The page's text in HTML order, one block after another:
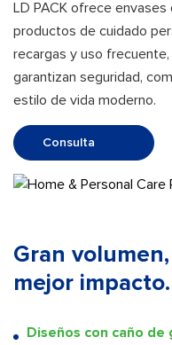
LD PACK ofrece
productos de cuidado
recargas y uso
garantizan seguridad,
estilo de vida moderno.
Consulta
Gran
mejor impacto.
Diseños con caño de